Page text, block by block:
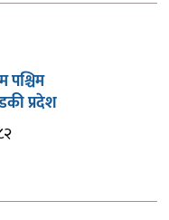
प्रदेश